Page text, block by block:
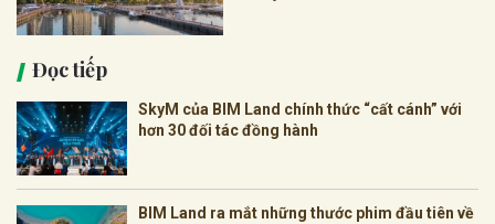
Đọc tiếp
SkyM của BIM Land chính thức “cất cánh” với
hơn 30 đối tác đồng hành
BIM Land ra mắt những thước phim đầu tiên về